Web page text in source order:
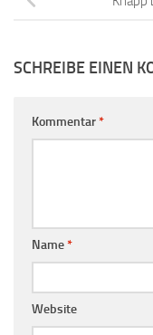
SCHREIBE EINEN
Kommentar*
Name*
Website